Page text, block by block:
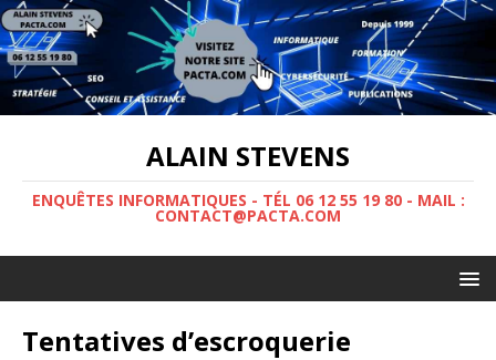
ALAIN STEVENS
ENQUÊTES INFORMATIQUES - TÉL 06 12 55 19 80 - MAIL :
CONTACT@PACTA.COM
Tentatives d’escroquerie